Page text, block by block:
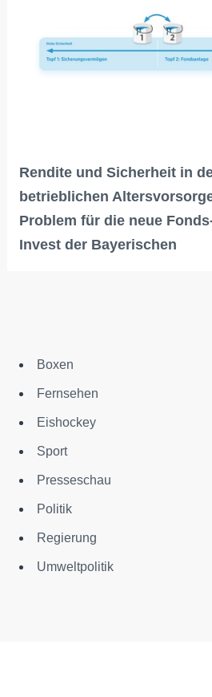
Rendite und Sicherheit in
betrieblichen
Problem für die neue
Invest der Bayerischen
Boxen
Fernsehen
Eishockey
Sport
Presseschau
Politik
Regierung
Umweltpolitik